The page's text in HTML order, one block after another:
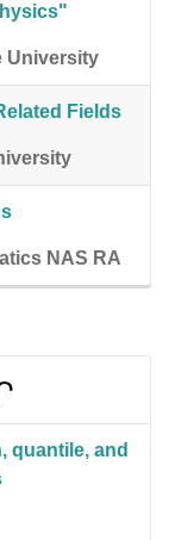
University
Fields
NAS RA
quantile, and